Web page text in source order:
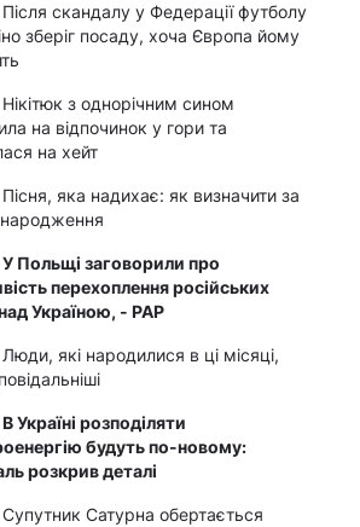
Після скандалу у Федерації футболу
зберіг посаду, хоча Європа йому
Нікітюк з однорічним сином
на відпочинок у гори та
на хейт
Пісня, яка надихає: як визначити за
У Польщі заговорили про
перехоплення російських
Україною, - PAP
Люди, які народилися в ці місяці,
В Україні розподіляти
будуть по-новому:
розкрив деталі
Супутник Сатурна обертається